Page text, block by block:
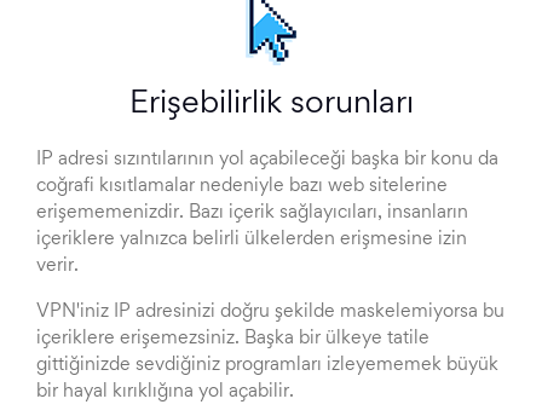
Erişebilirlik sorunları
IP adresi sızıntılarının yol açabileceği başka bir konu da
coğrafi kısıtlamalar nedeniyle bazı web sitelerine
erişememenizdir. Bazı içerik sağlayıcıları, insanların
içeriklere yalnızca belirli ülkelerden erişmesine izin
verir.
VPN'iniz IP adresinizi doğru şekilde maskelemiyorsa bu
içeriklere erişemezsiniz. Başka bir ülkeye tatile
gittiğinizde sevdiğiniz programları izleyememek büyük
bir hayal kırıklığına yol açabilir.